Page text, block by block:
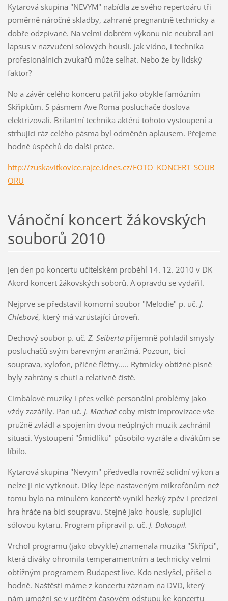
Kytarová skupina "NEVYM" nabídla ze svého repertoáru tři
poměrně náročné skladby, zahrané pregnantně technicky a
dobře odzpívané. Na velmi dobrém výkonu nic neubral ani
lapsus v nazvučení sólových houslí. Jak vidno, i technika
profesionálních zvukařů může selhat. Nebo že by lidský
faktor?
No a závěr celého konceru patřil jako obykle famózním
Skřipkům. S pásmem Ave Roma posluchače doslova
elektrizovali. Brilantní technika aktérů tohoto vystoupení a
strhující ráz celého pásma byl odměněn aplausem. Přejeme
hodně úspěchů do další práce.
http://zuskavitkovice.rajce.idnes.cz/FOTO_KONCERT_SOUB
ORU
Vánoční koncert žákovských
souborů 2010
Jen den po koncertu učitelském proběhl 14. 12. 2010 v DK
Akord koncert žákovských soborů. A opravdu se vydařil.
Nejprve se představil komorní soubor "Melodie" p. uč. J.
Chlebové, který má vzrůstající úroveň.
Dechový soubor p. uč. Z. Seibertapříjemně pohladil smysly
posluchačů svým barevným aranžmá. Pozoun, bicí
souprava, xylofon, příčné flétny..... Rytmicky obtížné písně
byly zahrány s chutí a relativně čistě.
Cimbálové muziky i přes velké personální problémy jako
vždy zazářily. Pan uč. J. Machačcoby mistr improvizace vše
pružně zvládl a spojením dvou neúplných muzik zachránil
situaci. Vystoupení "Šmidlíků" působilo vyzrále a divákům se
líbilo.
Kytarová skupina "Nevym" předvedla rovněž solidní výkon a
nelze jí nic vytknout. Díky lépe nastaveným mikrofónům než
tomu bylo na minulém koncertě vynikl hezký zpěv i precizní
hra hráče na bicí soupravu. Stejně jako housle, suplující
sólovou kytaru. Program připravil p. uč. J. Dokoupil.
Vrchol programu (jako obvykle) znamenala muzika "Skřípci",
která diváky ohromila temperamentním a technicky velmi
obtížným programem Budapest live. Kdo neslyšel, přišel o
hodně. Naštěstí máme z koncertu záznam na DVD, který
nám umožní se v určitém časovém odstupu ke koncertu